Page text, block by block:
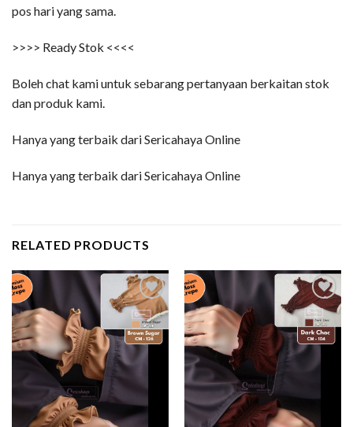
pos hari yang sama.
>>>> Ready Stok <<<<
Boleh chat kami untuk sebarang pertanyaan berkaitan stok
dan produk kami.
Hanya yang terbaik dari Sericahaya Online
Hanya yang terbaik dari Sericahaya Online
RELATED PRODUCTS
Add to
wishlist
Add to
wishlist